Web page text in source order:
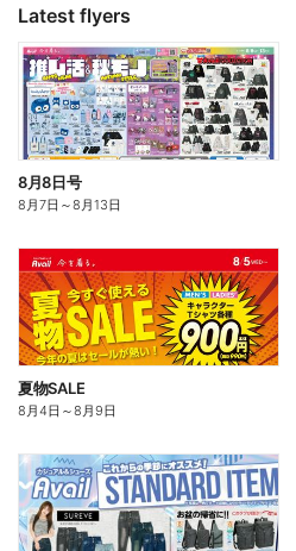
Latest flyers
8月8日号
8月7日 ～8月13日
夏物SALE
8月4日 ～8月9日